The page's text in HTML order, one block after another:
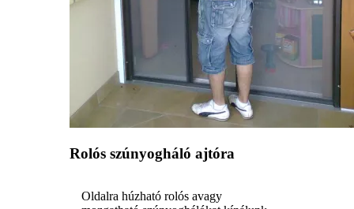
Rolós szúnyogháló ajtóra
Oldalra húzható rolós avagy